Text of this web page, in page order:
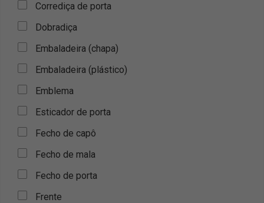
Corrediça de porta
Dobradiça
Embaladeira (chapa)
Embaladeira (plástico)
Emblema
Esticador de porta
Fecho de capô
Fecho de mala
Fecho de porta
Frente